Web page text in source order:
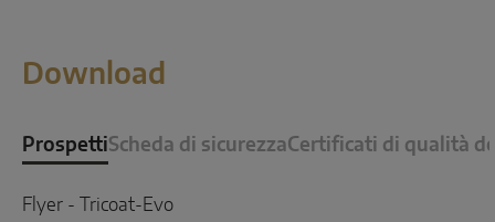
Download
ProspettiScheda di sicurezzaCertificati di qualità
Flyer - Tricoat-Evo